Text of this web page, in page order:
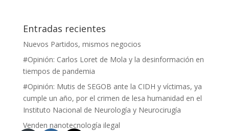
Entradas recientes
Nuevos Partidos, mismos negocios
#Opinión: Carlos Loret de Mola y la desinformación en
tiempos de pandemia
#Opinión: Mutis de SEGOB ante la CIDH y víctimas, ya
cumple un año, por el crimen de lesa humanidad en el
Instituto Nacional de Neurología y Neurocirugía
Venden nanotecnología ilegal